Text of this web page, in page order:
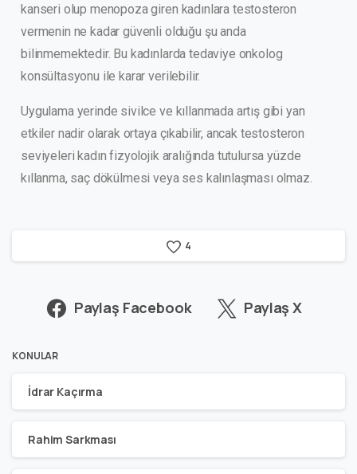
kanseri olup menopoza giren kadınlara testosteron
vermenin ne kadar güvenli olduğu şu anda
bilinmemektedir. Bu kadınlarda tedaviye onkolog
konsültasyonu ile karar verilebilir.
Uygulama yerinde sivilce ve kıllanmada artış gibi yan
etkiler nadir olarak ortaya çıkabilir, ancak testosteron
seviyeleri kadın fizyolojik aralığında tutulursa yüzde
kıllanma, saç dökülmesi veya ses kalınlaşması olmaz.
4
Paylaş Facebook Paylaş X
KONULAR
İdrar Kaçırma
Rahim Sarkması